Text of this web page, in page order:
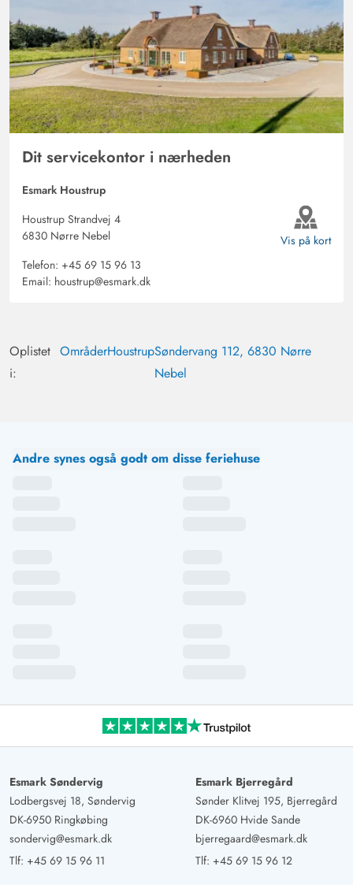
Dit servicekontor i nærheden
Esmark Houstrup
Houstrup Strandvej 4
6830 Nørre Nebel
Telefon: +45 69 15 96 13
Email: houstrup@esmark.dk
Vis på kort
Oplistet
i:
OmråderHoustrupSøndervang 112, 6830 Nørre
Nebel
Andre synes også godt om disse feriehuse
Esmark Søndervig
Lodbergsvej 18, Søndervig
DK-6950 Ringkøbing
sondervig@esmark.dk
Tlf: +45 69 15 96 11
Esmark Bjerregård
Sønder Klitvej 195, Bjerregård
DK-6960 Hvide Sande
bjerregaard@esmark.dk
Tlf: +45 69 15 96 12